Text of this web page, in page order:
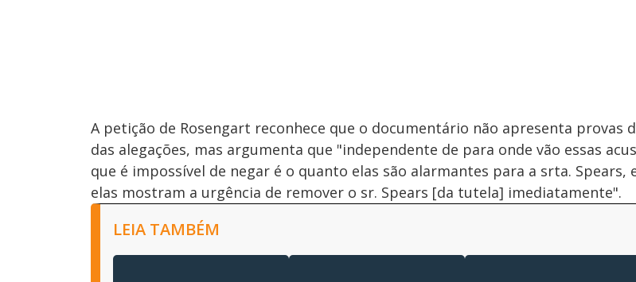
A petição de Rosengart reconhece que o documentário não apresenta provas
das alegações, mas argumenta que "independente de para onde vão essas
que é impossível de negar é o quanto elas são alarmantes para a srta. Spears,
elas mostram a urgência de remover o sr. Spears [da tutela] imediatamente".
LEIA TAMBÉM